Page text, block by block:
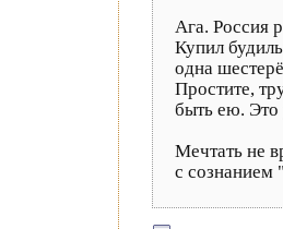
Ага. Россия
Купил
одна
Простите,
быть ею. Это
Мечтать не
с сознанием